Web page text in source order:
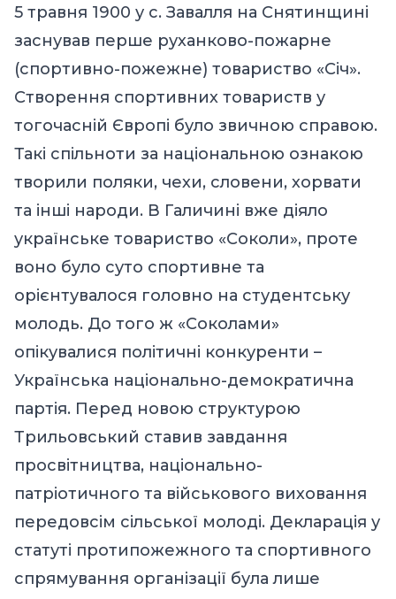
5 травня 1900 у с. Завалля на Снятинщині
заснував перше руханково-пожарне
(спортивно-пожежне) товариство «Січ».
Створення спортивних товариств у
тогочасній Європі було звичною справою.
Такі спільноти за національною ознакою
творили поляки, чехи, словени, хорвати
та інші народи. В Галичині вже діяло
українське товариство «Соколи», проте
воно було суто спортивне та
орієнтувалося головно на студентську
молодь. До того ж «Соколами»
опікувалися політичні конкуренти –
Українська національно-демократична
партія. Перед новою структурою
Трильовський ставив завдання
просвітництва, національно-
патріотичного та військового виховання
передовсім сільської молоді. Декларація у
статуті протипожежного та спортивного
спрямування організації була лише